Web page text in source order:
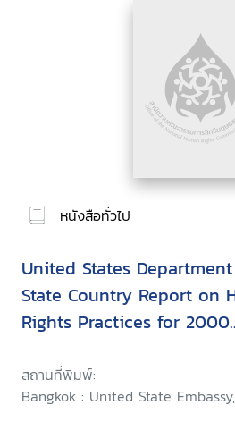
หนังสือทั่วไป
United States
State Country Report on
Rights Practices for 2000
สถานที่พิมพ์:
Bangkok : United State